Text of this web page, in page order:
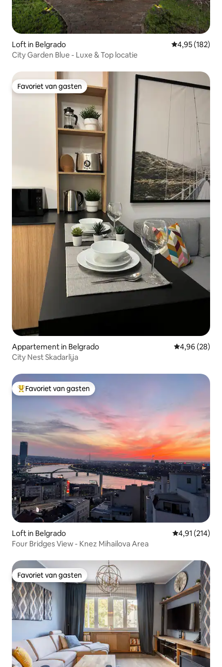
Loft in Belgrado Gemiddelde
4,95 (182)
City Garden Blue - Luxe & Top locatie
Favoriet van gasten
Favoriet van gasten
Appartement in Belgrado Gemiddelde
4,96 (28)
City Nest Skadarlija
Topfavoriet van gasten
Favoriet van gasten
Loft in Belgrado Gemiddelde
4,91 (214)
Four Bridges View - Knez Mihailova Area
Favoriet van gasten
Favoriet van gasten